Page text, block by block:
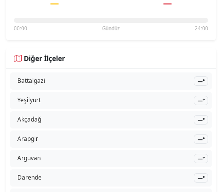
— —
00:00 Gündüz 24:00
Diğer İlçeler
Battalgazi —°
Yeşilyurt —°
Akçadağ —°
Arapgir —°
Arguvan —°
Darende —°